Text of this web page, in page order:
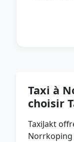
Taxi à
choisir
TaxiJakt
Norrkoping